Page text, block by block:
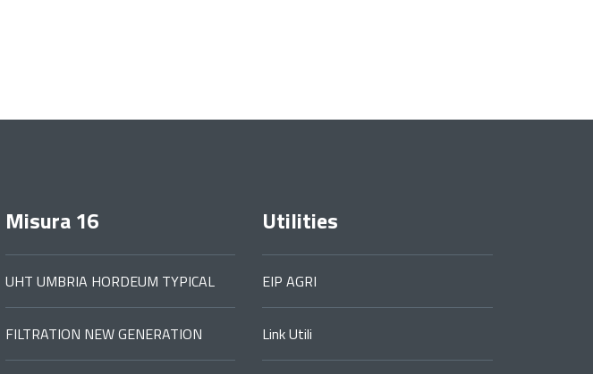
Misura 16
UHT UMBRIA HORDEUM TYPICAL
FILTRATION NEW GENERATION
Utilities
EIP AGRI
Link Utili